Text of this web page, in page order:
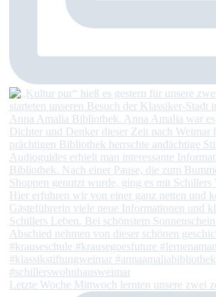
Letzte Woche Mittwoch lernten unsere zwei